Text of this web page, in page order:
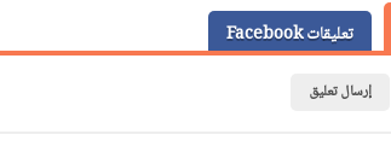
تعليقات Facebook
إرسال تعليق